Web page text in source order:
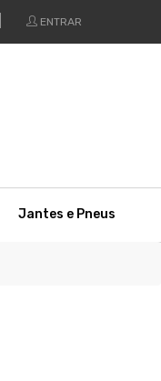
ENTRAR
Jantes e Pneus